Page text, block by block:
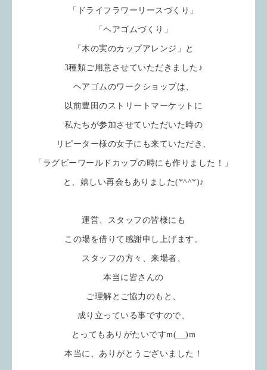
「ドライフラワーリースづくり」
「ヘアゴムづくり」
「木の実のカップアレンジ」と
3種類ご用意させていただきました♪
ヘアゴムのワークショップは、
以前豊田のストリートマーケットに
私たちが参加させていただいた時の
リピーター様の女子にも来ていただき、
「ラグビーワールドカップの時にも作りました！」
と、嬉しい再会もありました(*^^*)♪
運営、スタッフの皆様にも
この場を借りて感謝申し上げます。
スタッフの方々、来場者、
本当に皆さんの
ご理解とご協力のもと、
成り立っている事ですので、
とってもありがたいですm(__)m
本当に、ありがとうございました！